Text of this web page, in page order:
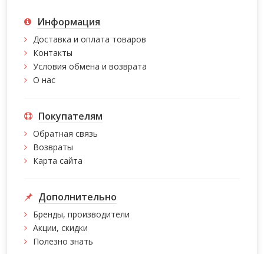
Информация
Доставка и оплата товаров
Контакты
Условия обмена и возврата
О нас
Покупателям
Обратная связь
Возвраты
Карта сайта
Дополнительно
Бренды, производители
Акции, скидки
Полезно знать